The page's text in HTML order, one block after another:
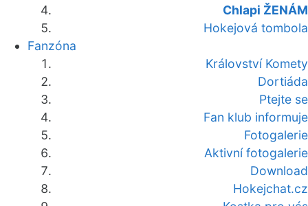
Chlapi ŽENÁM
Hokejová tombola
Fanzóna
Království Komety
Dortiáda
Ptejte se
Fan klub informuje
Fotogalerie
Aktivní fotogalerie
Download
Hokejchat.cz